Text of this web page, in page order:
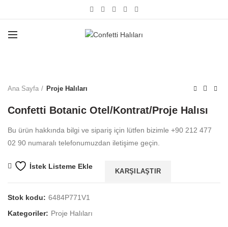
Ana Sayfa Proje Halıları
Confetti Botanic Otel/Kontrat/Proje Halısı
Bu ürün hakkında bilgi ve sipariş için lütfen bizimle +90 212 477
02 90 numaralı telefonumuzdan iletişime geçin.
İstek Listeme Ekle
KARŞILAŞTIR
Stok kodu: 6484P771V1
Kategoriler: Proje Halıları